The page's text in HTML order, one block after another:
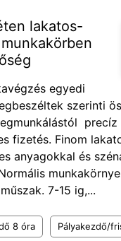
lakatos-
egyedi
szerinti
precíz
fizetés. Finom
anyagokkal és
7-15 ig,...
8 óra Pályakezdő/